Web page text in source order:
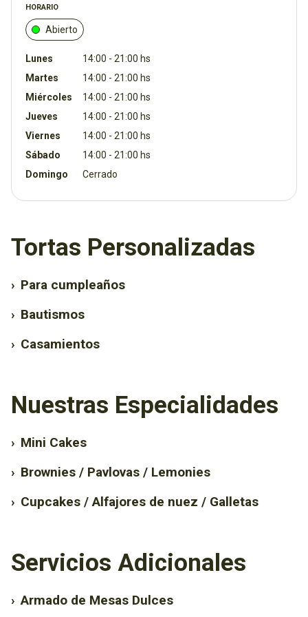
HORARIO
Abierto
Lunes
14:00 - 21:00 hs
Martes
14:00 - 21:00 hs
Miércoles
14:00 - 21:00 hs
Jueves
14:00 - 21:00 hs
Viernes
14:00 - 21:00 hs
Sábado
14:00 - 21:00 hs
Domingo
Cerrado
Tortas Personalizadas
› Para cumpleaños
› Bautismos
› Casamientos
Nuestras Especialidades
› Mini Cakes
› Brownies / Pavlovas / Lemonies
› Cupcakes / Alfajores de nuez / Galletas
Servicios Adicionales
› Armado de Mesas Dulces